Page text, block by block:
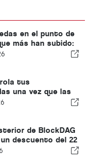
en el punto de
más han subido:
Monero y
tus
una vez que las
casino online?
de BlockDAG
descuento del 22
mientras que